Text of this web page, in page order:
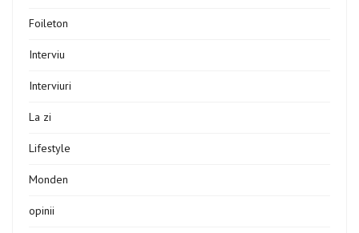
Foileton
Interviu
Interviuri
La zi
Lifestyle
Monden
opinii